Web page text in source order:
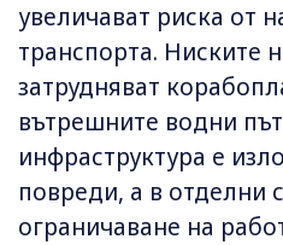
увеличават риска от
транспорта. Ниските
затрудняват
вътрешните водни
инфраструктура е
повреди, а в отделни
ограничаване на